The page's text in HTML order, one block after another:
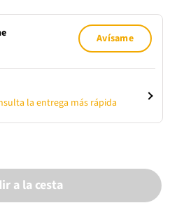
Avísame
la entrega más rápida
a la cesta